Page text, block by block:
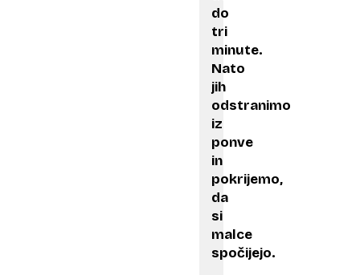
do
tri
minute.
Nato
jih
odstranimo
iz
ponve
in
pokrijemo,
da
si
malce
spočijejo.